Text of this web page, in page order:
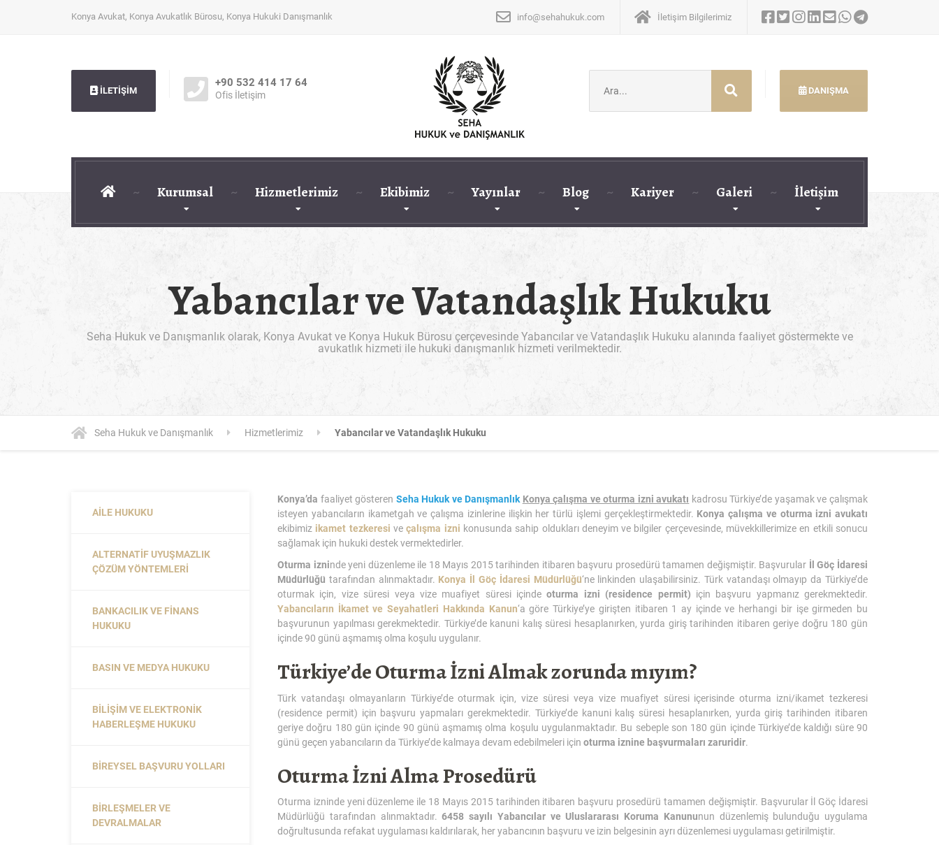
Konya Avukat, Konya Avukatlık Bürosu, Konya Hukuki Danışmanlık info@sehahukuk.com İletişim Bilgilerimiz
İLETİŞİM
+90 532 414 17 64
Ofis İletişim
ara:
DANIŞMA
Kurumsal Hizmetlerimiz Ekibimiz Yayınlar Blog Kariyer Galeri İletişim
Yabancılar ve Vatandaşlık Hukuku
Seha Hukuk ve Danışmanlık olarak, Konya Avukat ve Konya Hukuk Bürosu çerçevesinde Yabancılar ve Vatandaşlık Hukuku alanında faaliyet göstermekte ve
avukatlık hizmeti ile hukuki danışmanlık hizmeti verilmektedir.
Seha Hukuk ve Danışmanlık Hizmetlerimiz Yabancılar ve Vatandaşlık Hukuku
Konya’da faaliyet gösteren Seha Hukuk ve Danışmanlık Konya çalışma ve oturma izni avukatı kadrosu Türkiye’de yaşamak ve çalışmak
isteyen yabancıların ikametgah ve çalışma izinlerine ilişkin her türlü işlemi gerçekleştirmektedir. Konya çalışma ve oturma izni avukatı
ekibimiz ikamet tezkeresi veçalışma izni konusunda sahip oldukları deneyim ve bilgiler çerçevesinde, müvekkillerimize en etkili sonucu
sağlamak için hukuki destek vermektedirler.
Oturma izninde yeni düzenleme ile 18 Mayıs 2015 tarihinden itibaren başvuru prosedürü tamamen değişmiştir. Başvurular İl Göç İdaresi
Müdürlüğü tarafından alınmaktadır. Konya İl Göç İdaresi Müdürlüğü‘ne linkinden ulaşabilirsiniz. Türk vatandaşı olmayıp da Türkiye’de
oturmak için, vize süresi veya vize muafiyet süresi içindeoturma izni (residence permit) için başvuru yapmanız gerekmektedir.
Yabancıların İkamet ve Seyahatleri Hakkında Kanun‘a göre Türkiye’ye girişten itibaren 1 ay içinde ve herhangi bir işe girmeden bu
başvurunun yapılması gerekmektedir. Türkiye’de kanuni kalış süresi hesaplanırken, yurda giriş tarihinden itibaren geriye doğru 180 gün
içinde 90 günü aşmamış olma koşulu uygulanır.
Türkiye’de Oturma İzni Almak zorunda mıyım?
Türk vatandaşı olmayanların Türkiye’de oturmak için, vize süresi veya vize muafiyet süresi içerisinde oturma izni/ikamet tezkeresi
(residence permit) için başvuru yapmaları gerekmektedir. Türkiye’de kanuni kalış süresi hesaplanırken, yurda giriş tarihinden itibaren
geriye doğru 180 gün içinde 90 günü aşmamış olma koşulu uygulanmaktadır. Bu sebeple son 180 gün içinde Türkiye’de kaldığı süre 90
günü geçen yabancıların da Türkiye’de kalmaya devam edebilmeleri için oturma iznine başvurmaları zaruridir.
Oturma İzni Alma Prosedürü
Oturma izninde yeni düzenleme ile 18 Mayıs 2015 tarihinden itibaren başvuru prosedürü tamamen değişmiştir. Başvurular İl Göç İdaresi
Müdürlüğü tarafından alınmaktadır.6458 sayılı Yabancılar ve Uluslararası Koruma Kanununun düzenlemiş bulunduğu uygulama
doğrultusunda refakat uygulaması kaldırılarak, her yabancının başvuru ve izin belgesinin ayrı düzenlemesi uygulaması getirilmiştir.
AILE HUKUKU
ALTERNATIF UYUŞMAZLIK
ÇÖZÜM YÖNTEMLERI
BANKACILIK VE FINANS
HUKUKU
BASIN VE MEDYA HUKUKU
BILIŞIM VE ELEKTRONIK
HABERLEŞME HUKUKU
BIREYSEL BAŞVURU YOLLARI
BIRLEŞMELER VE
DEVRALMALAR